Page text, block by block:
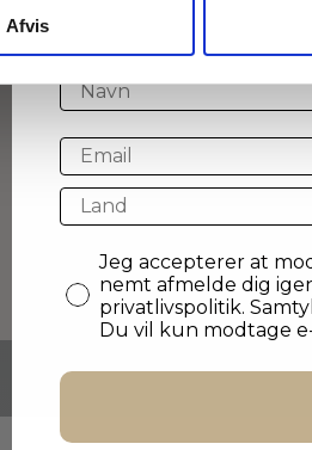
Afvis
Tilmeld din email for
Name
Email
country
consent
Jeg accepterer at
nemt afmelde dig
privatlivspolitik.
Du vil kun modtage